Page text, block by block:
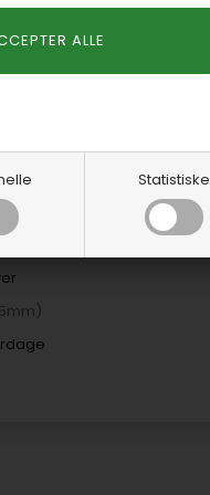
Statistiske
næsten alle nyere
(9,5mm)